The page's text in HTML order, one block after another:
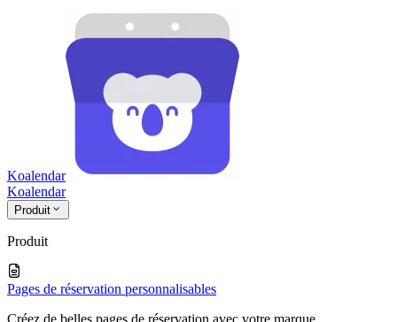
Koalendar
Koalendar
Produit
Produit
Pages de réservation personnalisables